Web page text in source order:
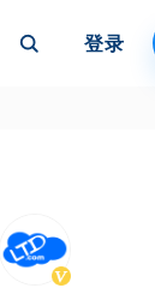
登录